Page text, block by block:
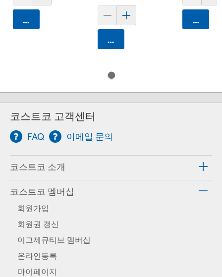
카트에 담기
카트에 담기
카트에
코스트코 고객센터
FAQ 이메일 문의
코스트코 소개
코스트코 멤버십
회원가입
회원권 갱신
이그제큐티브 멤버십
온라인등록
마이페이지